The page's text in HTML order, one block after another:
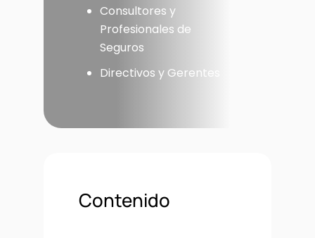
Consultores y
Profesionales de
Seguros
Directivos y Gerentes
Contenido